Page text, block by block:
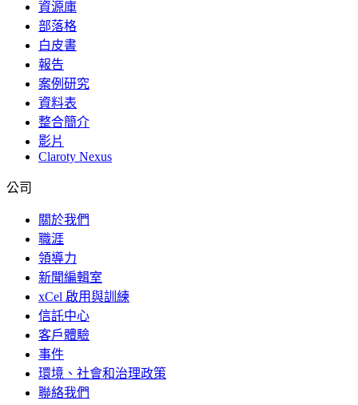
資源庫
部落格
白皮書
報告
案例研究
資料表
整合簡介
影片
Claroty Nexus
公司
關於我們
職涯
領導力
新聞編輯室
xCel 啟用與訓練
信託中心
客戶體驗
事件
環境、社會和治理政策
聯絡我們